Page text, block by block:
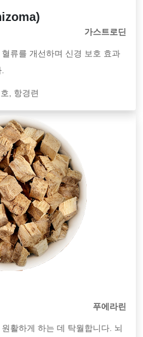
가스트로딘
류를 개선하며 신경 보호 효과
, 항경련
푸에라린
활하게 하는 데 탁월합니다. 뇌